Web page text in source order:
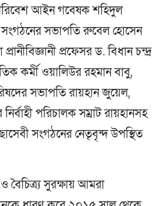
আইন গবেষক শহিদুল
সংগঠনের সভাপতি রুবেল হোসেন
প্রফেসর ড. বিধান চন্দ্র
কর্মী ওয়ালিউর রহমান বাবু,
সভাপতি রায়হান জুয়েল,
পরিচালক সম্রাট রায়হানসহ
সংগঠনের নেতৃবৃন্দ উপস্থিত
ও বৈচিত্র্য সুরক্ষায় আমরা